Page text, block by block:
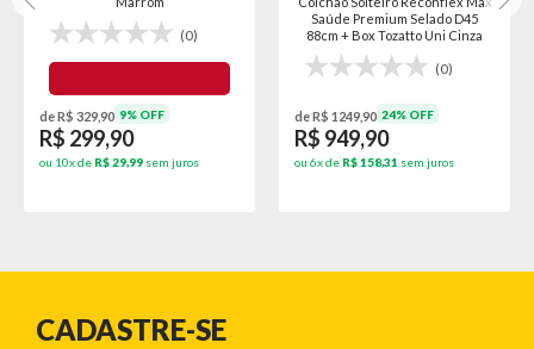
(0)
de R$ 329,90 9% OFF
R$ 299,90
ou 10x de R$ 29,99 sem juros
Saúde Premium Selado D45
88cm + Box Tozatto Uni Cinza
(0)
de R$ 1249,90 24% OFF
R$ 949,90
ou 6x de R$ 158,31 sem juros
CADASTRE-SE